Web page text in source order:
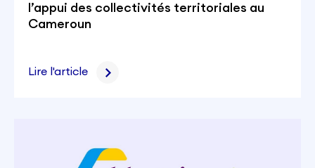
l’appui des collectivités territoriales au
Cameroun
Lire l'article